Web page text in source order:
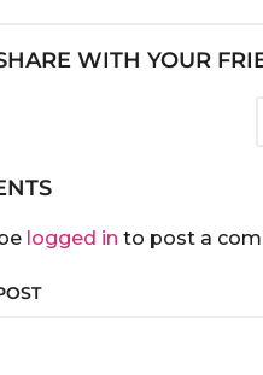
WITH YOUR
logged in to post a